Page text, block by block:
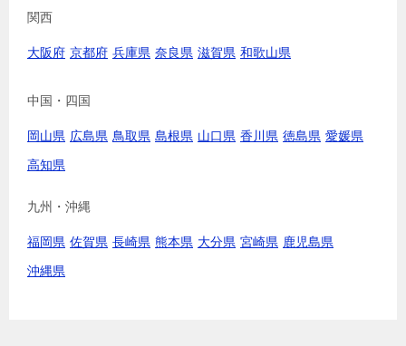
関西
大阪府 京都府 兵庫県 奈良県 滋賀県 和歌山県
中国・四国
岡山県 広島県 鳥取県 島根県 山口県 香川県 徳島県 愛媛県
高知県
九州・沖縄
福岡県 佐賀県 長崎県 熊本県 大分県 宮崎県 鹿児島県
沖縄県